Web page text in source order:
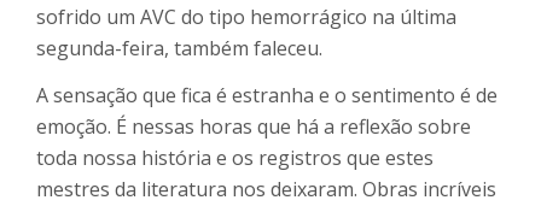
sofrido um AVC do tipo hemorrágico na última
segunda-feira, também faleceu.
A sensação que fica é estranha e o sentimento é de
emoção. É nessas horas que há a reflexão sobre
toda nossa história e os registros que estes
mestres da literatura nos deixaram. Obras incríveis